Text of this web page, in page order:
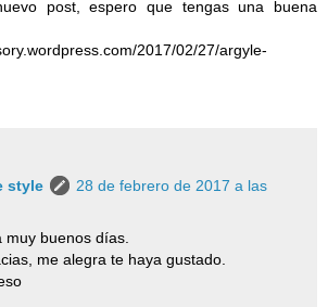
post, espero que tengas una buena
2017/02/27/argyle-
style
28 de febrero de 2017 a las
muy buenos días.
me alegra te haya gustado.